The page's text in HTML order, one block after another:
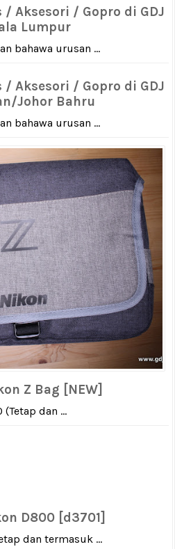
/ Aksesori / Gopro di GDJ
Lumpur
bahawa urusan ...
/ Aksesori / Gopro di GDJ
Johor Bahru
bahawa urusan ...
Z Bag [NEW]
(Tetap dan ...
D800 [d3701]
dan termasuk ...